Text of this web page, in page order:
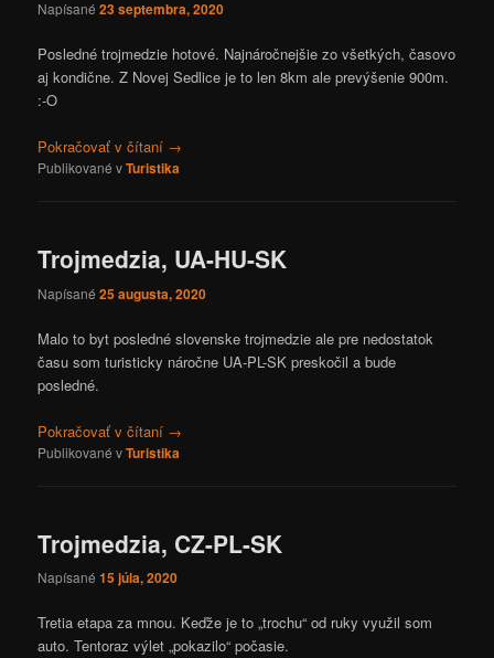
Napísané23 septembra, 2020
Posledné trojmedzie hotové. Najnáročnejšie zo všetkých, časovo
aj kondične. Z Novej Sedlice je to len 8km ale prevýšenie 900m.
:-O
Pokračovať v čítaní →
Publikované vTuristika
Trojmedzia, UA-HU-SK
Napísané25 augusta, 2020
Malo to byt posledné slovenske trojmedzie ale pre nedostatok
času som turisticky náročne UA-PL-SK preskočil a bude
posledné.
Pokračovať v čítaní →
Publikované vTuristika
Trojmedzia, CZ-PL-SK
Napísané15 júla, 2020
Tretia etapa za mnou. Keďže je to „trochu“ od ruky využil som
auto. Tentoraz výlet „pokazilo“ počasie.